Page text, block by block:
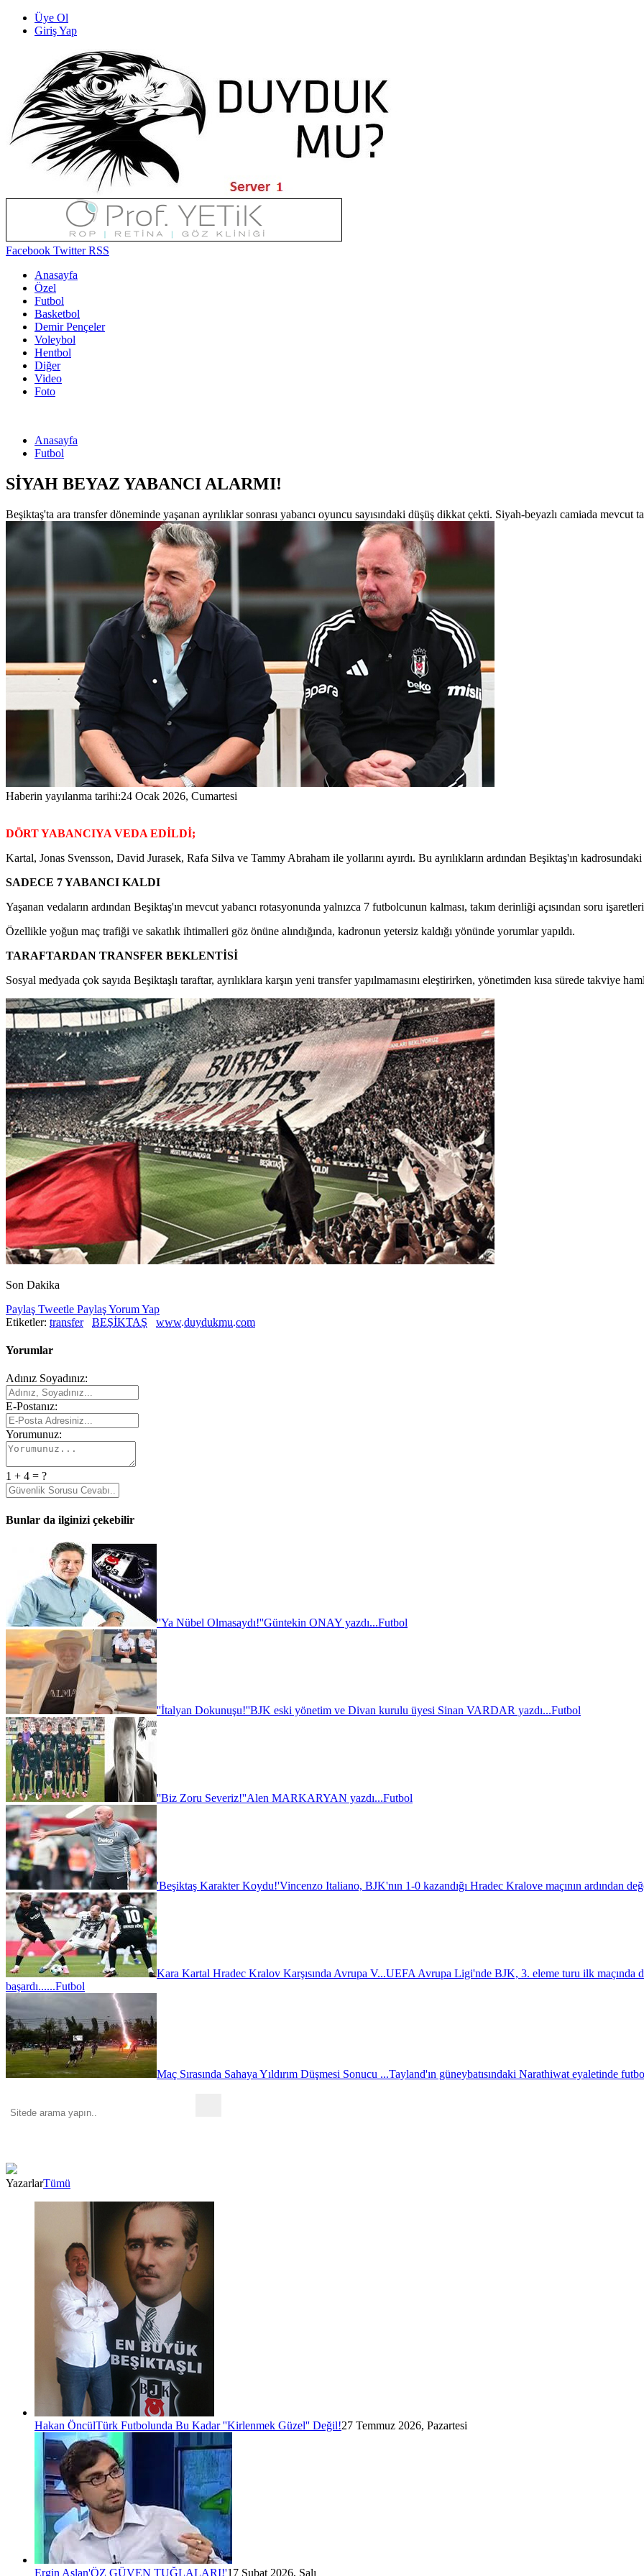
Üye Ol
Giriş Yap
Facebook TwitterRSS
Anasayfa
Özel
Futbol
Basketbol
Demir Pençeler
Voleybol
Hentbol
Diğer
Video
Foto
Anasayfa
Futbol
SİYAH BEYAZ YABANCI ALARMI!
Beşiktaş'ta ara transfer döneminde yaşanan ayrılıklar sonrası yabancı oyuncu sayısındaki düşüş dikkat çekti. Siyah-beyazlı camiada mevcut
Haberin yayılanma tarihi:24 Ocak 2026, Cumartesi
DÖRT YABANCIYA VEDA EDİLDİ;
Kartal, Jonas Svensson, David Jurasek, Rafa Silva ve Tammy Abraham ile yollarını ayırdı. Bu ayrılıkların ardından Beşiktaş'ın kadrosundaki
SADECE 7 YABANCI KALDI
Yaşanan vedaların ardından Beşiktaş'ın mevcut yabancı rotasyonunda yalnızca 7 futbolcunun kalması, takım derinliği açısından soru
Özellikle yoğun maç trafiği ve sakatlık ihtimalleri göz önüne alındığında, kadronun yetersiz kaldığı yönünde yorumlar yapıldı.
TARAFTARDAN TRANSFER BEKLENTİSİ
Sosyal medyada çok sayıda Beşiktaşlı taraftar, ayrılıklara karşın yeni transfer yapılmamasını eleştirirken, yönetimden kısa sürede takviye
Son Dakika
Paylaş Tweetle PaylaşYorum Yap
Etiketler: transfer BEŞİKTAŞ www.duydukmu.com
Yorumlar
Adınız Soyadınız:
E-Postanız:
Yorumunuz:
1 + 4 = ?
Bunlar da ilginizi çekebilir
''Ya Nübel Olmasaydı!''Güntekin ONAY yazdı...Futbol
''İtalyan Dokunuşu!''BJK eski yönetim ve Divan kurulu üyesi Sinan VARDAR yazdı...Futbol
''Biz Zoru Severiz!''Alen MARKARYAN yazdı...Futbol
'Beşiktaş Karakter Koydu!'Vincenzo Italiano, BJK'nın 1-0 kazandığı Hradec Kralove maçının ardından
Kara Kartal Hradec Kralov Karşısında Avrupa V...UEFA Avrupa Ligi'nde BJK, 3. eleme turu ilk maçında
başardı......Futbol
Maç Sırasında Sahaya Yıldırım Düşmesi Sonucu ...Tayland'ın güneybatısındaki Narathiwat eyaletinde
YazarlarTümü
Hakan ÖncülTürk Futbolunda Bu Kadar ''Kirlenmek Güzel'' Değil!27 Temmuz 2026, Pazartesi
Ergin Aslan'ÖZ GÜVEN TUĞLALARI!'17 Şubat 2026, Salı